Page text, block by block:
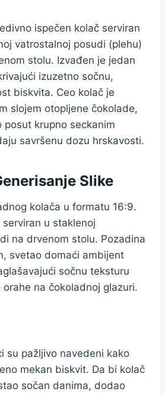
ispečen kolač serviran
vatrostalnoj posudi (plehu)
stolu. Izvađen je jedan
izuzetno sočnu,
biskvita. Ceo kolač je
slojem otopljene čokolade,
posut krupno seckanim
savršenu dozu hrskavosti.
Slike
kolača u formatu 16:9.
u staklenoj
na drvenom stolu. Pozadina
svetao domaći ambijent
sočnu teksturu
na čokoladnoj glazuri.
su pažljivo navedeni kako
mekan biskvit. Da bi kolač
sočan danima, dodao